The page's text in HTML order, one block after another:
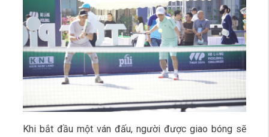
Khi bắt đầu một ván đấu, người được giao bóng sẽ